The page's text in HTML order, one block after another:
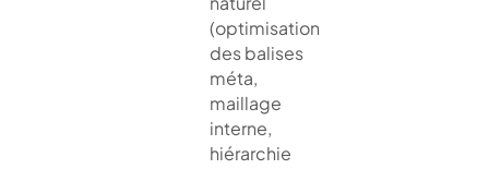
(optimisation
des balises
méta,
maillage
interne,
hiérarchie